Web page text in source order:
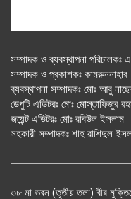
সম্পাদক ও ব্যবস্থাপনা
সম্পাদক ও প্রকাশকঃ কামরুননাহার
ব্যবস্থাপনা সম্পাদকঃ মোঃ আবু
ডেপুটি এডিটরঃ মোঃ মোস্তাফিজুর
জয়েন্ট এডিটরঃ মোঃ রবিউল ইসলাম
সহকারী সম্পাদকঃ শাহ রাশিদুল
৩৮ মা ভবন (তৃতীয় তলা) বীর